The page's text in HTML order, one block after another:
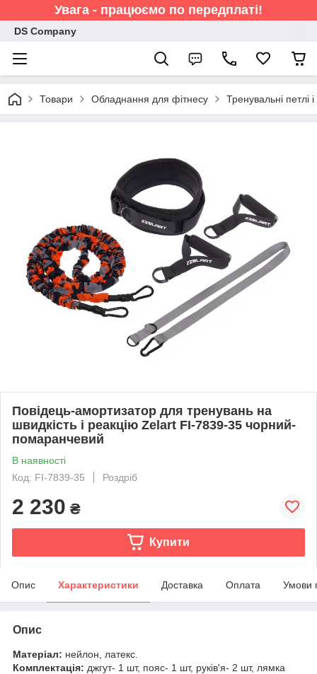
Увага - працюємо по передплаті!
DS Company
Товари Обладнання для фітнесу Тренувальні петлі
Повідець-амортизатор для тренувань на
швидкість і реакцію Zelart FI-7839-35 чорний-
помаранчевий
В наявності
Код: FI-7839-35
Роздріб
2 230 ₴
Купити
Опис Характеристики Доставка Оплата Умови
Опис
Матеріал: нейлон, латекс.
Комплектація: джгут- 1 шт, пояс- 1 шт, руків'я- 2 шт, лямка